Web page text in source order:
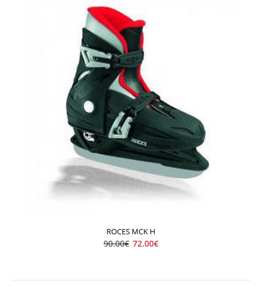
ROCES MCK F
ROCES MCK H
90.00€ 72.00€